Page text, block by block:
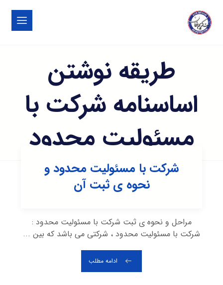
طریقه نوشتن
اساسنامه شرکت با
مسئولیت محدود
شرکت با مسئولیت محدود و
نحوه ی ثبت آن
مراحل و نحوه ی ثبت شرکت با مسئولیت محدود :
شرکت با مسئولیت محدود ، شرکتی می باشد که بین ...
ادامه مطلب